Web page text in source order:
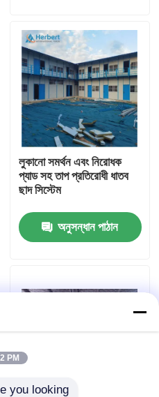
লুকানো সমর্থন এবং নিরোধক
প্যাড সহ তাপ প্রতিরোধী ধাতব
ছাদ সিস্টেম
অনুসন্ধান পাঠান
PM
you looking